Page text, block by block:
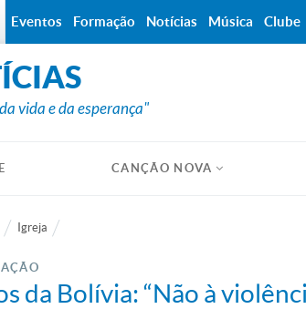
vida e da esperança"
CANÇÃO NOVA
Igreja
da Bolívia: “Não à
Eventos Formação Notícias Música Clube